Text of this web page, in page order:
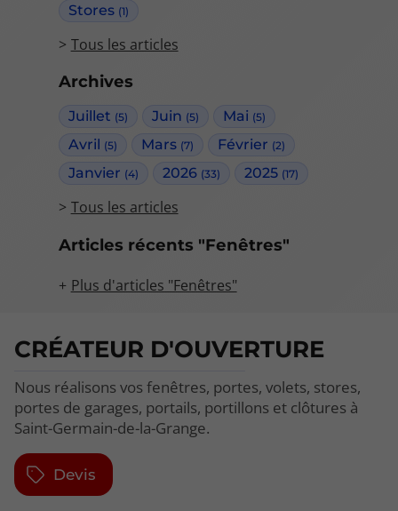
Stores (1)
Tous les articles
Archives
Juillet (5) Juin (5) Mai (5)
Avril (5) Mars (7) Février (2)
Janvier (4) 2026 (33) 2025 (17)
Tous les articles
Articles récents "Fenêtres"
Plus d'articles "Fenêtres"
CRÉATEUR D'OUVERTURE
Nous réalisons vos fenêtres, portes, volets, stores,
portes de garages, portails, portillons et clôtures à
Saint-Germain-de-la-Grange.
Devis